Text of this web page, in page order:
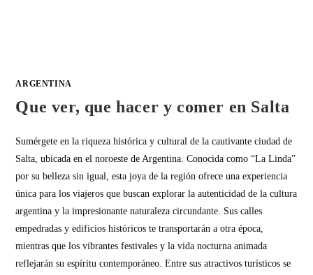
ARGENTINA
Que ver, que hacer y comer en Salta
Sumérgete en la riqueza histórica y cultural de la cautivante ciudad de
Salta, ubicada en el noroeste de Argentina. Conocida como “La Linda”
por su belleza sin igual, esta joya de la región ofrece una experiencia
única para los viajeros que buscan explorar la autenticidad de la cultura
argentina y la impresionante naturaleza circundante. Sus calles
empedradas y edificios históricos te transportarán a otra época,
mientras que los vibrantes festivales y la vida nocturna animada
reflejarán su espíritu contemporáneo. Entre sus atractivos turísticos se